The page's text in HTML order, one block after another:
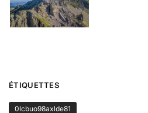
ÉTIQUETTES
0lcbuo98axlde81